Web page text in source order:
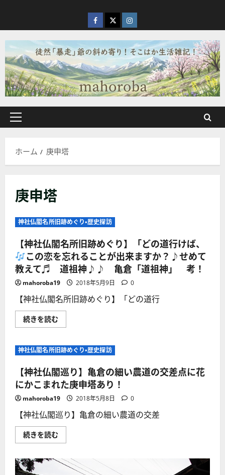
を
ス
キ
ッ
プ
facebook
X Instagram
メ
ン
ー
ホーム 庚申塔
庚申塔
神社仏閣名所旧跡めぐり・歴史探訪
【神社仏閣名所旧跡めぐり】「どの道行けば、
この恋を忘れることが出来ますか？♪せめて
教えて♬ 道祖神♪♪ 亀倉「道祖神」 考！
mahoroba19 2018年5月9日 0
【神社仏閣名所旧跡めぐり】「どの道行
続きを読む
社
名
所
跡
め
ぐ
り】
「ど
の
道
行
け
こ
恋
を
神社仏閣名所旧跡めぐり・歴史探訪
【神社仏閣巡り】亀倉の細い農道の交差点に花
にかこまれた庚申塔あり！
mahoroba19 2018年5月8日 0
【神社仏閣巡り】亀倉の細い農道の交差
続きを読む
社
巡
り】